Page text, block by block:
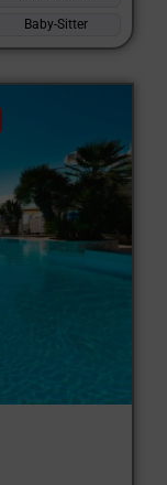
Baby-Sitter